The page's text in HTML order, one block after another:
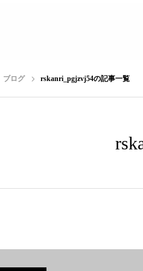
ブログ rskanri_pgjzvj54の記事一覧